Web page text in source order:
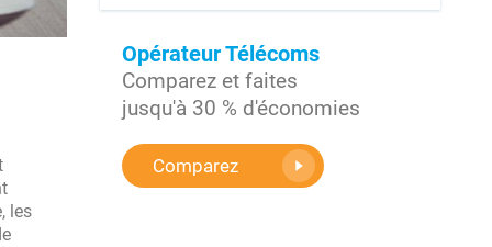
les
Opérateur Télécoms
Comparez et faites
jusqu'à 30 % d'économies
Comparez